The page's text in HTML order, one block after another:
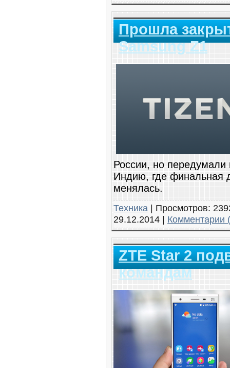
Прошла
Samsung Z1
России, но передумали
Индию, где финальная
менялась.
Техника | Просмотров:
29.12.2014 | Комментарии
ZTE Star 2
командам